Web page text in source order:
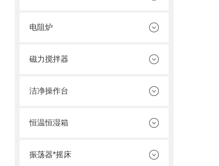
电阻炉
磁力搅拌器
洁净操作台
恒温恒湿箱
振荡器*摇床